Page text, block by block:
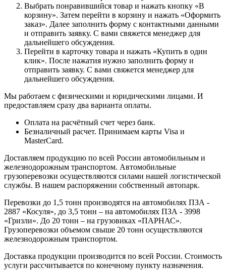
Выбрать понравившийся товар и нажать кнопку «В
корзину». Затем перейти в корзину и нажать «Оформить
заказ». Далее заполнить форму с контактными данными
и отправить заявку. С вами свяжется менеджер для
дальнейшего обсуждения.
Перейти в карточку товара и нажать «Купить в один
клик». После нажатия нужно заполнить форму и
отправить заявку. С вами свяжется менеджер для
дальнейшего обсуждения.
Мы работаем с физическими и юридическими лицами. И
предоставляем сразу два варианта оплаты.
Оплата на расчётный счет через банк.
Безналичный расчет. Принимаем карты Visa и
MasterCard.
Доставляем продукцию по всей России автомобильным и
железнодорожным транспортом. Автомобильные
грузоперевозки осуществляются силами нашей логистической
службы. В нашем распоряжении собственный автопарк.
Перевозки до 1,5 тонн производятся на автомобилях ПЗА -
2887 «Косуля», до 3,5 тонн – на автомобилях ПЗА - 3998
«Гризли». До 20 тонн – на грузовиках «ПАРНАС».
Грузоперевозки объемом свыше 20 тонн осуществляются
железнодорожным транспортом.
Доставка продукции производится по всей России. Стоимость
услуги рассчитывается по конечному пункту назначения.